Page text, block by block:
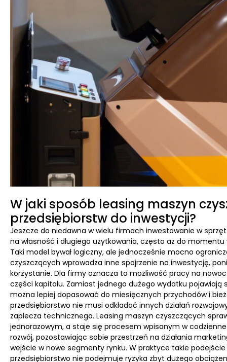
W jaki sposób leasing maszyn
przedsiębiorstw do inwestycji?
Jeszcze do niedawna w wielu firmach inwestowanie w
na własność i długiego użytkowania, często aż do
Taki model bywał logiczny, ale jednocześnie mocno
czyszczących wprowadza inne spojrzenie na inwestycję,
korzystanie. Dla firmy oznacza to możliwość pracy na
części kapitału. Zamiast jednego dużego wydatku pojawiają
można lepiej dopasować do miesięcznych przychodów i
przedsiębiorstwo nie musi odkładać innych działań
zaplecza technicznego. Leasing maszyn czyszczących
jednorazowym, a staje się procesem wpisanym w
rozwój, pozostawiając sobie przestrzeń na działania
wejście w nowe segmenty rynku. W praktyce takie
przedsiębiorstwo nie podejmuje ryzyka zbyt dużego